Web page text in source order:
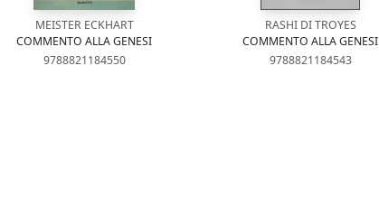
MEISTER ECKHART
COMMENTO ALLA GENESI
9788821184550
RASHI DI TROYES
COMMENTO ALLA GENESI
9788821184543